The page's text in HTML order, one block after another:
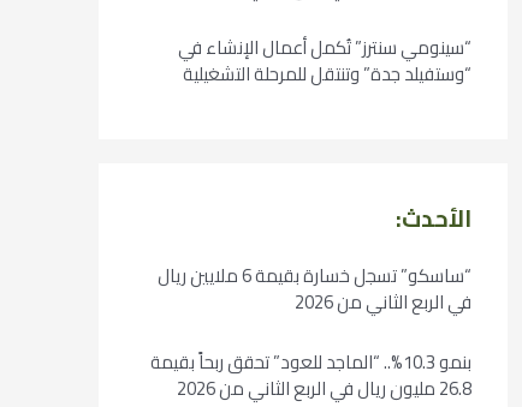
“سينومي سنترز” تُكمل أعمال الإنشاء في
“وستفيلد جدة” وتنتقل للمرحلة التشغيلية
الأحدث:
“ساسكو” تسجل خسارة بقيمة 6 ملايين ريال
في الربع الثاني من 2026
بنمو 10.3%.. “الماجد للعود” تحقق ربحاً بقيمة
26.8 مليون ريال في الربع الثاني من 2026